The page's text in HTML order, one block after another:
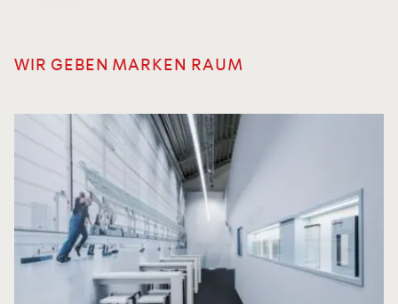
WIR GEBEN MARKEN RAUM